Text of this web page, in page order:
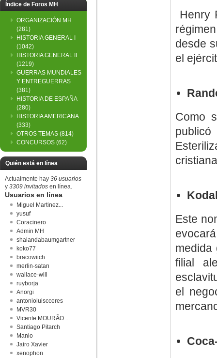
Índice de Foros MH
ORGANIZACIÓN MH
(281)
HISTORIA GENERAL I
(1042)
HISTORIA GENERAL II
(1219)
GUERRAS MUNDIALES
Y ENTREGUERRAS
(381)
HISTORIA DE ESPAÑA
(280)
HISTORIA AMERICANA
(333)
OTROS TEMAS (814)
CONCURSOS (62)
Quién está en línea
Actualmente hay 36 usuarios
y 3309 invitados en línea.
Usuarios en línea
Miguel Martinez...
yusuf
Coracinero
Admin MH
shalandabaumgartner
koko77
bracowiich
merlin-satan
wallace-will
ruyborja
Anorgi
antonioluiscceres
MVR30
Vicente MOURÃO ...
Santiago Pitarch
Manio
Jairo Xavier
xenophon
Henry
desde
el
Como
Este
medida
filial
el